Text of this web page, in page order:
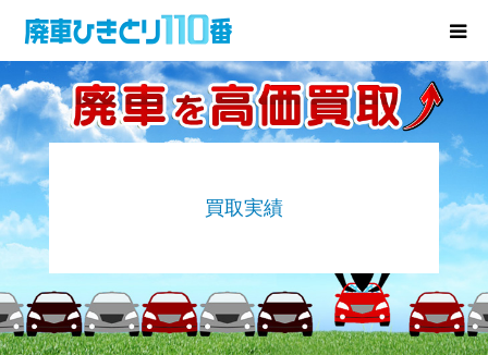
買取実績
廃車･事故車の買取
お役立ち情報
お知らせ